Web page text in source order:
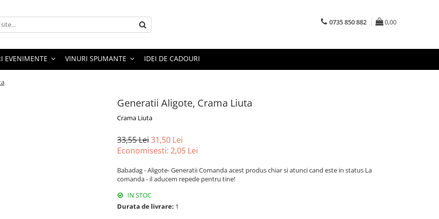
0735 850 882 0,00
EVENIMENTE VINURI SPUMANTE IDEI DE CADOURI
Generatii Aligote, Crama Liuta
Crama Liuta
33,55 Lei31,50 Lei
Economisesti: 2,05 Lei
Babadag - Aligote- Generatii Comanda acest produs chiar si atunci cand este in status La
comanda - il aducem repede pentru tine!
IN STOC
Durata de livrare: 1